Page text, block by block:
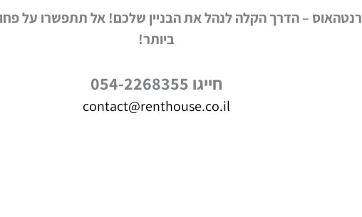
רנטהאוס – הדרך הקלה לנהל את הבניין שלכם! אל תתפשרו על
ביותר!
חייגו 054-2268355
contact@renthouse.co.il